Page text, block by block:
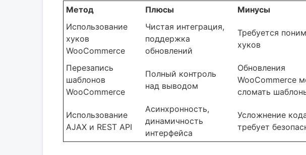
Метод Плюсы Минусы
Использование
хуков
WooCommerce
Чистая интеграция,
поддержка
обновлений
Требуется
хуков
Перезапись
шаблонов
WooCommerce
Полный контроль
над выводом
Обновления
WooCommerce
сломать
Использование
AJAX и REST API
Асинхронность,
динамичность
интерфейса
Усложнение
требует